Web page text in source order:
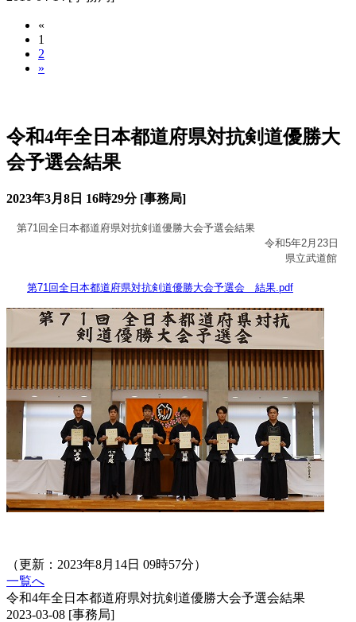
«
1
2
»
令和4年全日本都道府県対抗剣道優勝大
会予選会結果
2023年3月8日 16時29分 [事務局]
第71回全日本都道府県対抗剣道優勝大会予選会結果
令和5年2月23日
県立武道館
第71回全日本都道府県対抗剣道優勝大会予選会 結果.pdf
（更新：2023年8月14日 09時57分）
一覧へ
令和4年全日本都道府県対抗剣道優勝大会予選会結果
2023-03-08 [事務局]